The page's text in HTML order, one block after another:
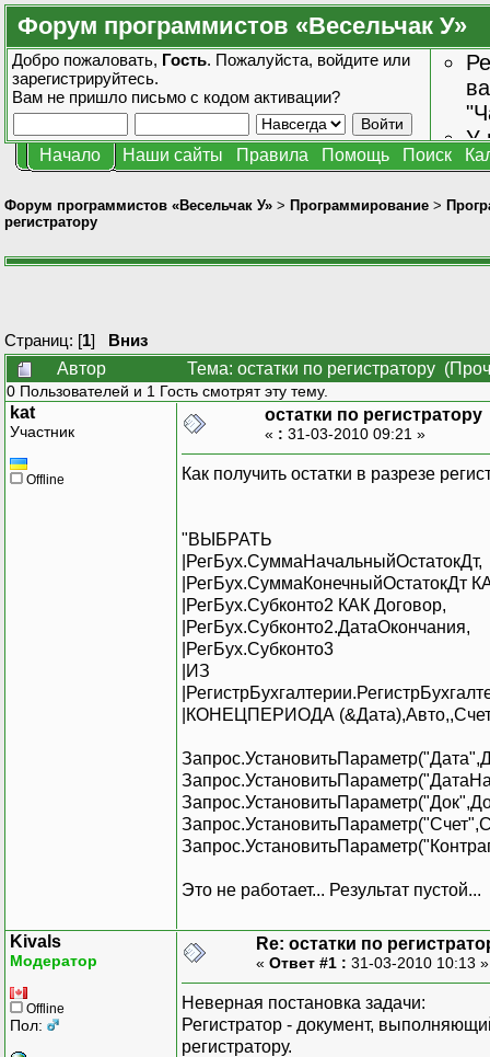
Форум программистов «Весельчак У»
Добро пожаловать, Гость. Пожалуйста, войдите или
зарегистрируйтесь.
Вам не пришло письмо с кодом активации?
У
Начало Наши сайты Правила Помощь Поиск
Форум программистов «Весельчак У» > Программирование >
регистратору
Страниц: [1] Вниз
Автор
Тема: остатки по регистратору
0 Пользователей и 1 Гость смотрят эту тему.
kat
Участник
Offline
остатки по регистратору
« : 31-03-2010 09:21 »
Как получить остатки в разрезе
"ВЫБРАТЬ
|РегБух.СуммаНачальныйОстатокДт,
|РегБух.СуммаКонечныйОстатокДт
|РегБух.Субконто2 КАК Договор,
|РегБух.Субконто2.ДатаОкончания,
|РегБух.Субконто3
|ИЗ
|КОНЕЦПЕРИОДА
Это не работает... Результат пустой...
Kivals
Модератор
Offline
Пол:
Re: остатки по
« Ответ #1 : 31-03-2010 10:13
Неверная постановка задачи:
Регистратор - документ,
регистратору.